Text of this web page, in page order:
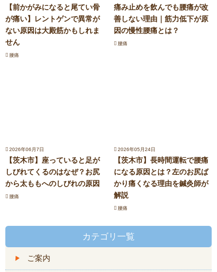
【前かがみになると尾てい骨
が痛い】レントゲンで異常が
ない原因は大殿筋かもしれま
せん
腰痛
痛み止めを飲んでも腰痛が改
善しない理由｜筋力低下が原
因の慢性腰痛とは？
腰痛
2026年06月7日
【茨木市】座っていると足が
しびれてくるのはなぜ？お尻
から太ももへのしびれの原因
腰痛
2026年05月24日
【茨木市】長時間運転で腰痛
になる原因とは？左のお尻ば
かり痛くなる理由を鍼灸師が
解説
腰痛
カテゴリ一覧
ご案内